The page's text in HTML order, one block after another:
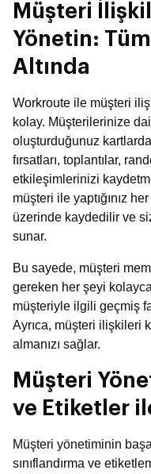
Müşteri
Yönetin:
Altında
Workroute ile müşteri
kolay. Müşterilerinize
oluşturduğunuz
fırsatları, toplantılar,
etkileşimlerinizi
müşteri ile yaptığınız
üzerinde kaydedilir ve
sunar.
Bu sayede, müşteri
gereken her şeyi
müşteriyle ilgili geçmiş
Ayrıca, müşteri ilişkileri
almanızı sağlar.
Müşteri
ve Etiketler
Müşteri yönetiminin
sınıflandırma ve